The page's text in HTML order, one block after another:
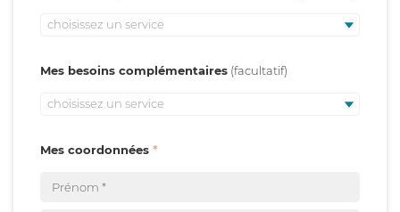
choisissez un service
Mes besoins complémentaires
choisissez un service
Mes coordonnées